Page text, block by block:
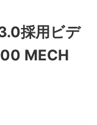
採用ビデ
MECH